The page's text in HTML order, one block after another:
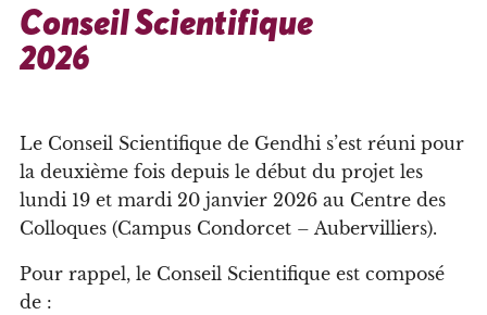
Conseil Scientifique
2026
Le Conseil Scientifique de Gendhi s’est réuni pour
la deuxième fois depuis le début du projet les
lundi 19 et mardi 20 janvier 2026 au Centre des
Colloques (Campus Condorcet – Aubervilliers).
Pour rappel, le Conseil Scientifique est composé
de :